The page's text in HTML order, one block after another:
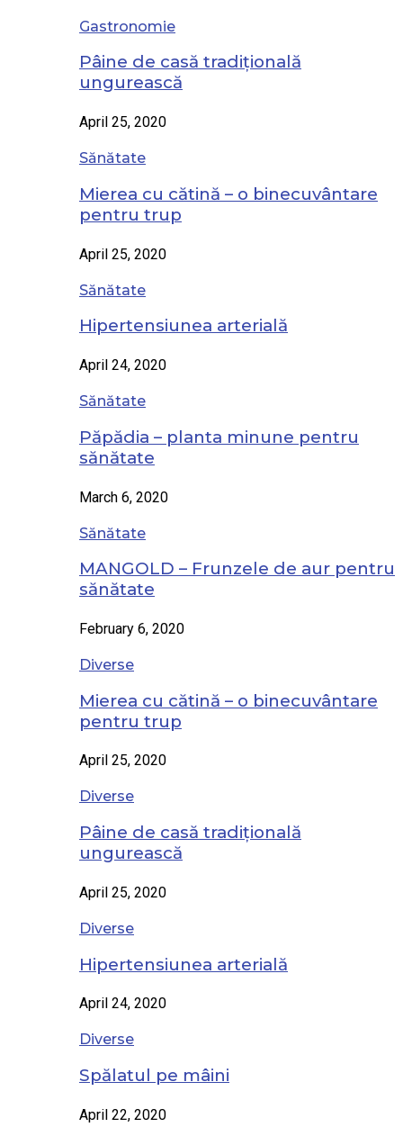
Gastronomie
Pâine de casă tradițională
ungurească
April 25, 2020
Sănătate
Mierea cu cătină – o binecuvântare
pentru trup
April 25, 2020
Sănătate
Hipertensiunea arterială
April 24, 2020
Sănătate
Păpădia – planta minune pentru
sănătate
March 6, 2020
Sănătate
MANGOLD – Frunzele de aur pentru
sănătate
February 6, 2020
Diverse
Mierea cu cătină – o binecuvântare
pentru trup
April 25, 2020
Diverse
Pâine de casă tradițională
ungurească
April 25, 2020
Diverse
Hipertensiunea arterială
April 24, 2020
Diverse
Spălatul pe mâini
April 22, 2020